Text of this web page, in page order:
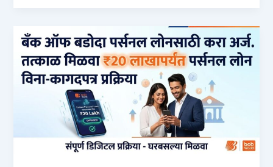
ते
१
लाख
कर्ज